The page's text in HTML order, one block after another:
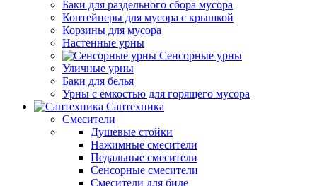
Баки для раздельного сбора мусора
Контейнеры для мусора с крышкой
Корзины для мусора
Настенные урны
Сенсорные урны
Уличные урны
Баки для белья
Урны с емкостью для горящего мусора
Сантехника
Смесители
Душевые стойки
Нажимные смесители
Педальные смесители
Сенсорные смесители
Смесители для биде